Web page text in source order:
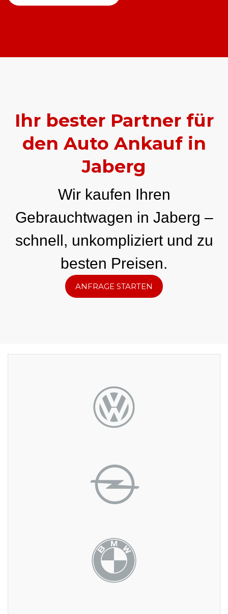
Ihr bester Partner für
den Auto Ankauf in
Jaberg
Wir kaufen Ihren
Gebrauchtwagen in Jaberg –
schnell, unkompliziert und zu
besten Preisen.
ANFRAGE STARTEN